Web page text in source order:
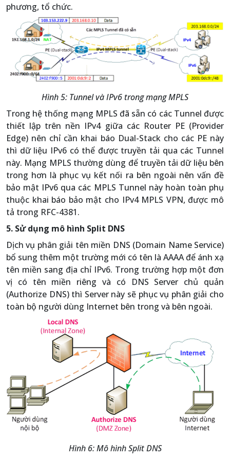
phương, tổ chức.
Hình 5: Tunnel và IPv6 trong mạng MPLS
Trong hệ thống mạng MPLS đã sẵn có các Tunnel được
thiết lập trên nền IPv4 giữa các Router PE (Provider
Edge) nên chỉ cần khai báo Dual-Stack cho các PE này
thì dữ liệu IPv6 có thể được truyền tải qua các Tunnel
này. Mạng MPLS thường dùng để truyền tải dữ liệu bên
trong hơn là phục vụ kết nối ra bên ngoài nên vấn đề
bảo mật IPv6 qua các MPLS Tunnel này hoàn toàn phụ
thuộc khai báo bảo mật cho IPv4 MPLS VPN, được mô
tả trong RFC-4381.
5. Sử dụng mô hình Split DNS
Dịch vụ phân giải tên miền DNS (Domain Name Service)
bổ sung thêm một trường mới có tên là AAAA để ánh xạ
tên miền sang địa chỉ IPv6. Trong trường hợp một đơn
vị có tên miền riêng và có DNS Server chủ quản
(Authorize DNS) thì Server này sẽ phục vụ phân giải cho
toàn bộ người dùng Internet bên trong và bên ngoài.
Hình 6: Mô hình Split DNS